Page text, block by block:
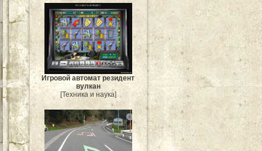
Игровой автомат резидент
вулкан
[Техника и наука]